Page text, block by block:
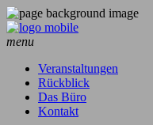
menu
Veranstaltungen
Rückblick
Das Büro
Kontakt